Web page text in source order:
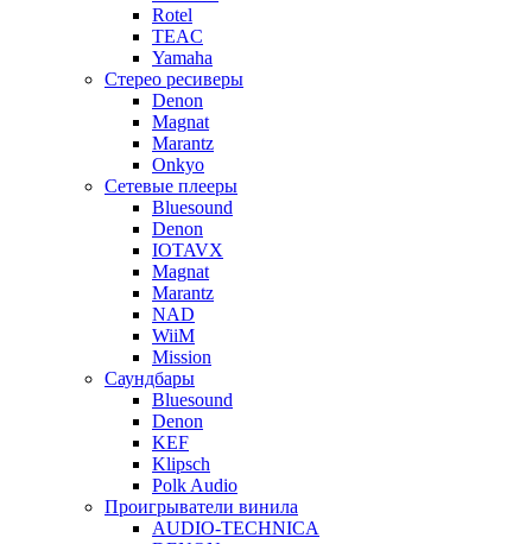
Rotel
TEAC
Yamaha
Стерео ресиверы
Denon
Magnat
Marantz
Onkyo
Сетевые плееры
Bluesound
Denon
IOTAVX
Magnat
Marantz
NAD
WiiM
Mission
Саундбары
Bluesound
Denon
KEF
Klipsch
Polk Audio
Проигрыватели винила
AUDIO-TECHNICA